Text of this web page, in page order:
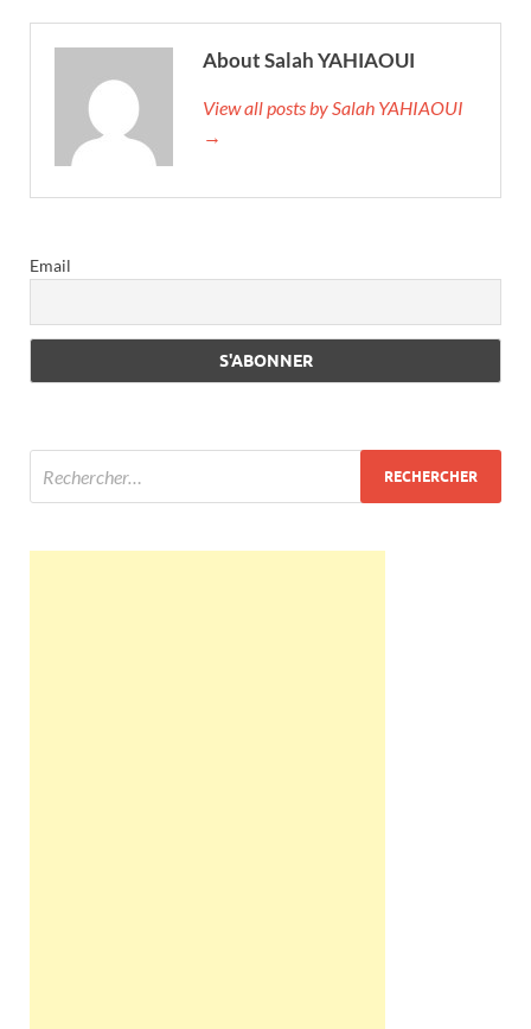
About Salah YAHIAOUI
View all posts by Salah YAHIAOUI
→
Email